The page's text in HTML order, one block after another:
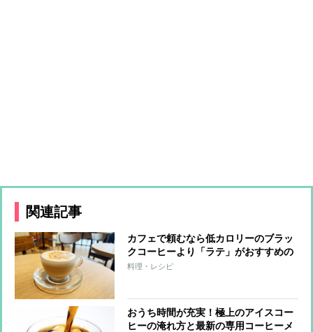
関連記事
カフェで頼むなら低カロリーのブラッ
クコーヒーより「ラテ」がおすすめの
ワケ 管理栄養士が語る
料理・レシピ
おうち時間が充実！極上のアイスコー
ヒーの淹れ方と最新の専用コーヒーメ